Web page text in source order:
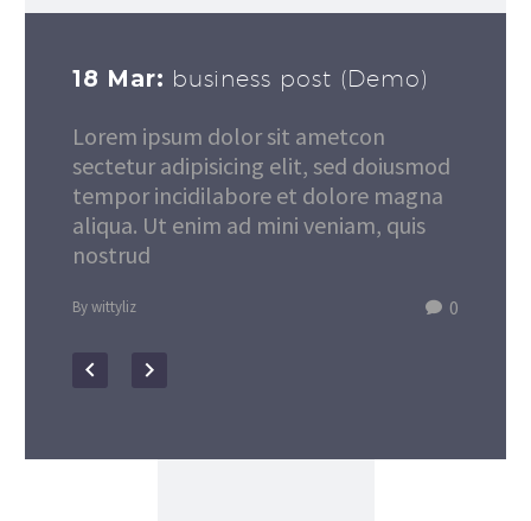
18 Mar: business post (Demo)
Lorem ipsum dolor sit ametcon
sectetur adipisicing elit, sed doiusmod
tempor incidilabore et dolore magna
aliqua. Ut enim ad mini veniam, quis
nostrud
0
By wittyliz